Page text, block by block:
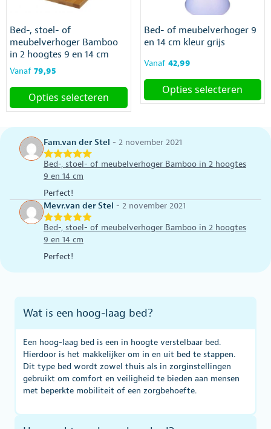
Bed-, stoel- of
meubelverhoger Bamboo
in 2 hoogtes 9 en 14 cm
Vanaf 79,95
Opties selecteren
Dit
product
heeft
meerdere
variaties.
kan
gekozen
worden
productpagina
Bed- of meubelverhoger 9
en 14 cm kleur grijs
Vanaf 42,99
Opties selecteren
Dit
heeft
meerdere
Deze
gekozen
op
Fam.van der Stel - 2 november 2021
Bed-, stoel- of meubelverhoger Bamboo in 2 hoogtes
9 en 14 cm
Perfect!
Mevr.van der Stel - 2 november 2021
Bed-, stoel- of meubelverhoger Bamboo in 2 hoogtes
9 en 14 cm
Perfect!
Wat is een hoog-laag bed?
Een hoog-laag bed is een in hoogte verstelbaar bed.
Hierdoor is het makkelijker om in en uit bed te stappen.
Dit type bed wordt zowel thuis als in zorginstellingen
gebruikt om comfort en veiligheid te bieden aan mensen
met beperkte mobiliteit of een zorgbehoefte.